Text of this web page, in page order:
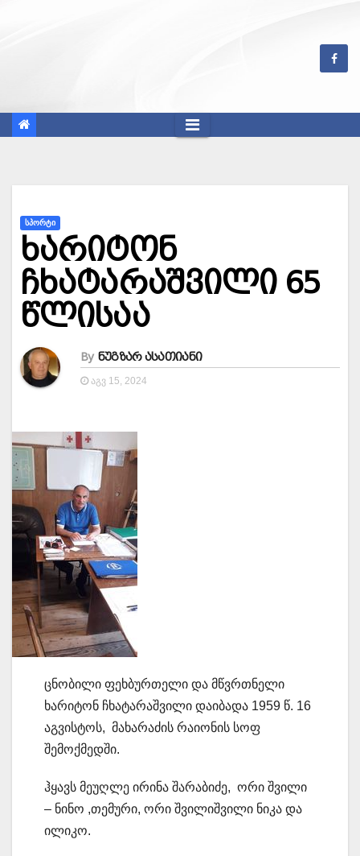
ᲡᲞᲝᲠᲢᲘ
ხარიტონ
ჩხატარაშვილი 65
წლისაა
By ნუგზარ ასათიანი
ᲐᲒᲕ 15, 2024
ცნობილი ფეხბურთელი და მწვრთნელი
ხარიტონ ჩხატარაშვილი დაიბადა 1959 წ. 16
აგვისტოს, მახარაძის რაიონის სოფ
შემოქმედში.
ჰყავს მეუღლე ირინა შარაბიძე, ორი შვილი
– ნინო ,თემური, ორი შვილიშვილი ნიკა და
ილიკო.